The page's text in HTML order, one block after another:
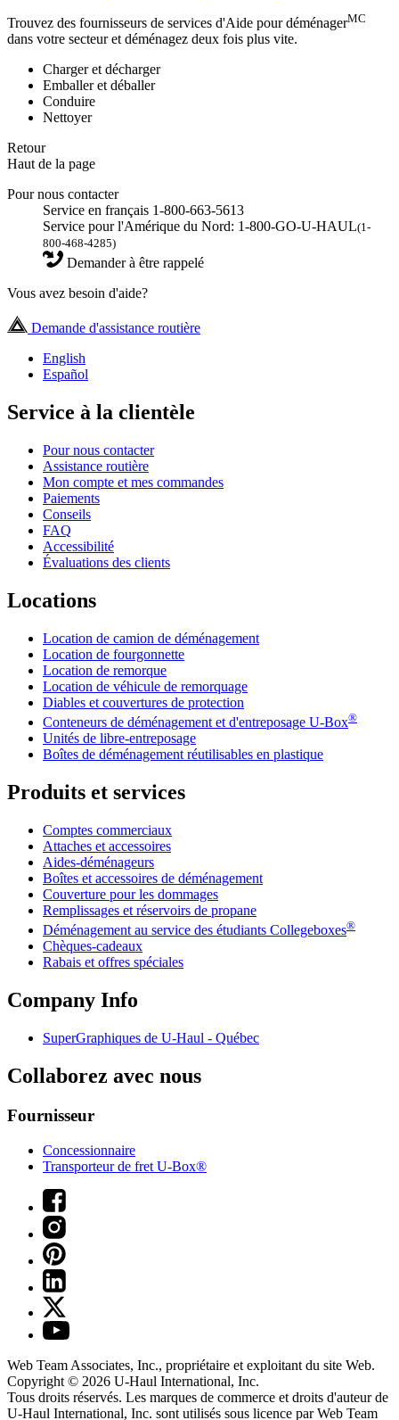
Trouvez des fournisseurs de services d'Aide pour déménagerMC
dans votre secteur et déménagez deux fois plus vite.
Charger et décharger
Emballer et déballer
Conduire
Nettoyer
Retour
Haut de la page
Pour nous contacter
Service en français 1-800-663-5613
Service pour l'Amérique du Nord: 1-800-GO-U-HAUL(1-
800-468-4285)
Demander à être rappelé
Vous avez besoin d'aide?
Demande d'assistance routière
English
Español
Service à la clientèle
Pour nous contacter
Assistance routière
Mon compte et mes commandes
Paiements
Conseils
FAQ
Accessibilité
Évaluations des clients
Locations
Location de camion de déménagement
Location de fourgonnette
Location de remorque
Location de véhicule de remorquage
Diables et couvertures de protection
Conteneurs de déménagement et d'entreposage U-Box®
Unités de libre-entreposage
Boîtes de déménagement réutilisables en plastique
Produits et services
Comptes commerciaux
Attaches et accessoires
Aides-déménageurs
Boîtes et accessoires de déménagement
Couverture pour les dommages
Remplissages et réservoirs de propane
Déménagement au service des étudiants Collegeboxes®
Chèques-cadeaux
Rabais et offres spéciales
Company Info
SuperGraphiques de U-Haul - Québec
Collaborez avec nous
Fournisseur
Concessionnaire
Transporteur de fret U-Box®
Web Team Associates, Inc., propriétaire et exploitant du site Web.
Copyright © 2026 U-Haul International, Inc.
Tous droits réservés. Les marques de commerce et droits d'auteur de
U-Haul International, Inc. sont utilisés sous licence par Web Team